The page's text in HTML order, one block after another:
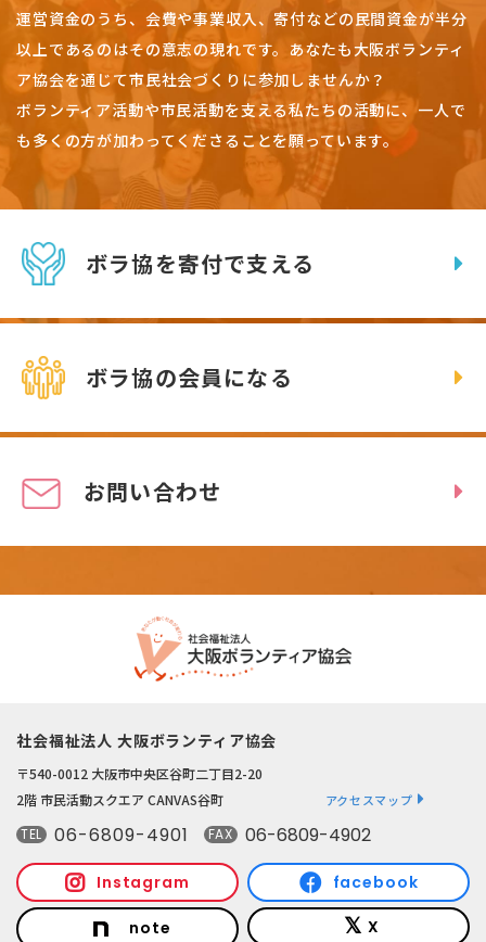
運営資金のうち、会費や事業収入、寄付などの民間資金が半分
以上であるのはその意志の現れです。 あなたも大阪ボランティ
ア協会を通じて市民社会づくりに参加しませんか？
ボランティア活動や市民活動を支える私たちの活動に、一人で
も多くの方が加わってくださることを願っています。
ボラ協を寄付で支える
ボラ協の会員になる
お問い合わせ
社会福祉法人 大阪ボランティア協会
〒540-0012 大阪市中央区谷町二丁目2-20
2階 市民活動スクエア CANVAS谷町
アクセスマップ
TEL 06-6809-4901 FAX 06-6809-4902
Instagram facebook
note X